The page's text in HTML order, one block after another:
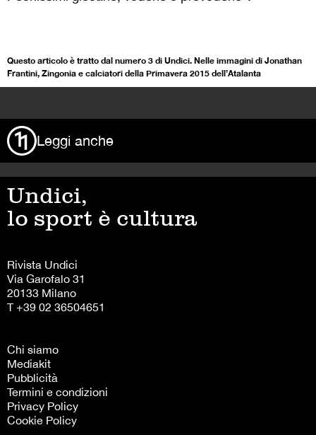
Questo articolo è tratto dal numero 3 di Undici. Nelle immagini di Jonathan
Frantini, Zingonia e calciatori della Primavera 2015 dell’Atalanta
Leggi anche
Undici,
lo sport è cultura
Rivista Undici
Via Garofalo 31
20133 Milano
T +39 02 36504651
Chi siamo
Mediakit
Pubblicità
Termini e condizioni
Privacy Policy
Cookie Policy